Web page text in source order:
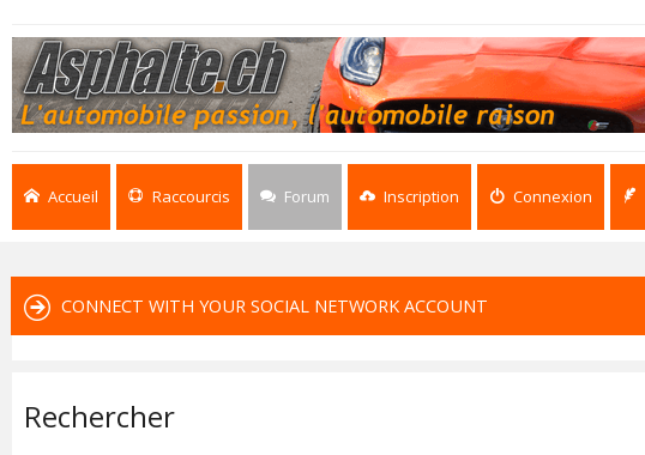
Accueil Raccourcis Forum Inscription Connexion
CONNECT WITH YOUR SOCIAL NETWORK ACCOUNT
Rechercher